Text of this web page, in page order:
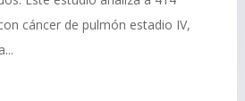
cáncer de pulmón estadio IV,